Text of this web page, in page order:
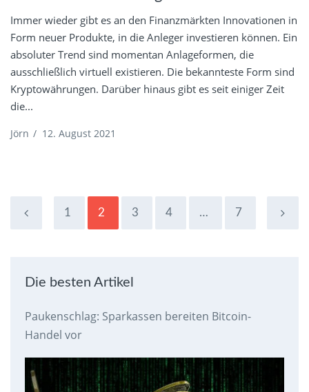
Immer wieder gibt es an den Finanzmärkten Innovationen in
Form neuer Produkte, in die Anleger investieren können. Ein
absoluter Trend sind momentan Anlageformen, die
ausschließlich virtuell existieren. Die bekannteste Form sind
Kryptowährungen. Darüber hinaus gibt es seit einiger Zeit
die...
Jörn / 12. August 2021
1 2 3 4 … 7
Die besten Artikel
Paukenschlag: Sparkassen bereiten Bitcoin-
Handel vor